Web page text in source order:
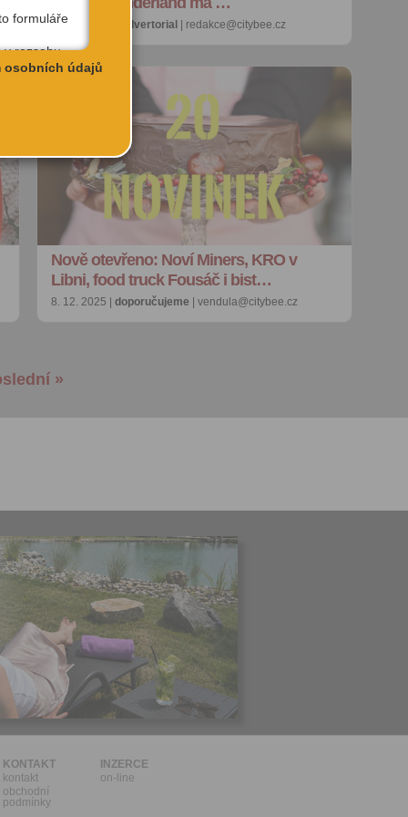
12. 12. 2025 | advertorial | redakce@citybee.cz
Nově otevřeno: Noví Miners, KRO v
Libni, food truck Fousáč i bist…
8. 12. 2025 | doporučujeme | vendula@citybee.cz
»
KONTAKT
kontakt
obchodní
podmínky
INZERCE
on-line
formuláře
v rozsahu
pro
vizitku
za účelem
účtu
na
sdělení
v Praze.
let, nebo
pro tento
starší 16
s
osobních údajů